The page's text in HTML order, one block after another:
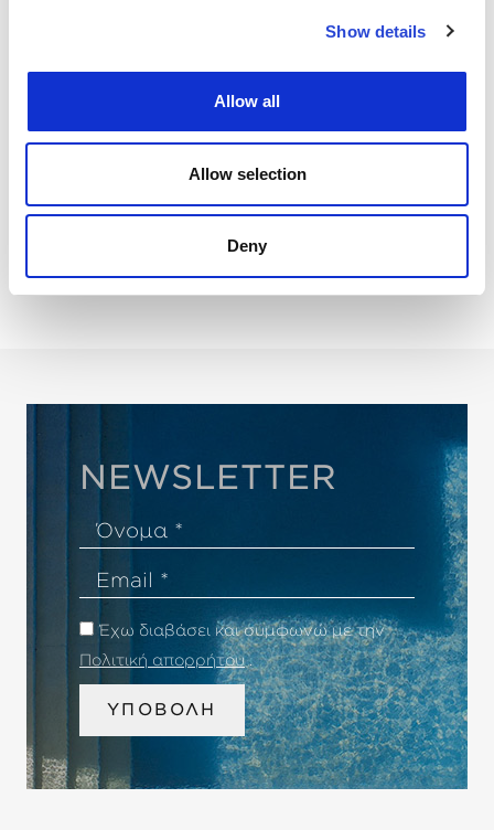
Show details
Allow all
Allow selection
Deny
5 Φωτογραφίες
NEWSLETTER
Όνομα
Email
Έχω διαβάσει και συμφωνώ με την
Πολιτική απορρήτου.
ΥΠΟΒΟΛΗ